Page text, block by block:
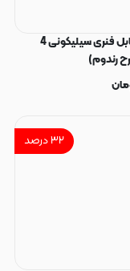
محافظ کابل فنری سیلیکونی 4
رندوم)
۳۲درصد